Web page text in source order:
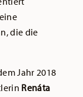
die die
Jahr 2018
Renáta